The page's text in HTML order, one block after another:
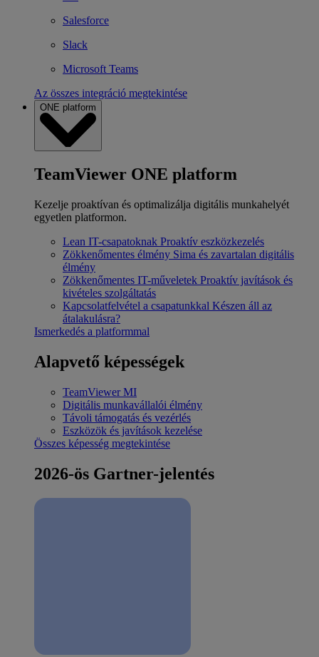
Salesforce
Slack
Microsoft Teams
Az összes integráció megtekintése
ONE platform
TeamViewer ONE platform
Kezelje proaktívan és optimalizálja digitális munkahelyét
egyetlen platformon.
Lean IT-csapatoknak Proaktív eszközkezelés
Zökkenőmentes élmény Sima és zavartalan digitális
élmény
Zökkenőmentes IT-műveletek Proaktív javítások és
kivételes szolgáltatás
Kapcsolatfelvétel a csapatunkkal Készen áll az
átalakulásra?
Ismerkedés a platformmal
Alapvető képességek
TeamViewer MI
Digitális munkavállalói élmény
Távoli támogatás és vezérlés
Eszközök és javítások kezelése
Összes képesség megtekintése
2026-ös Gartner-jelentés